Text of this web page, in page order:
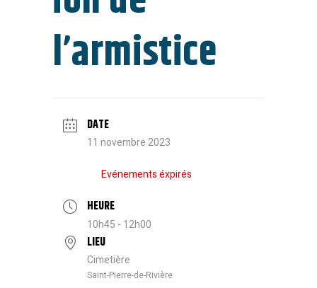
l’armistice
DATE
11 novembre 2023
Evénements éxpirés
HEURE
10h45 - 12h00
LIEU
Cimetière
Saint-Pierre-de-Rivière